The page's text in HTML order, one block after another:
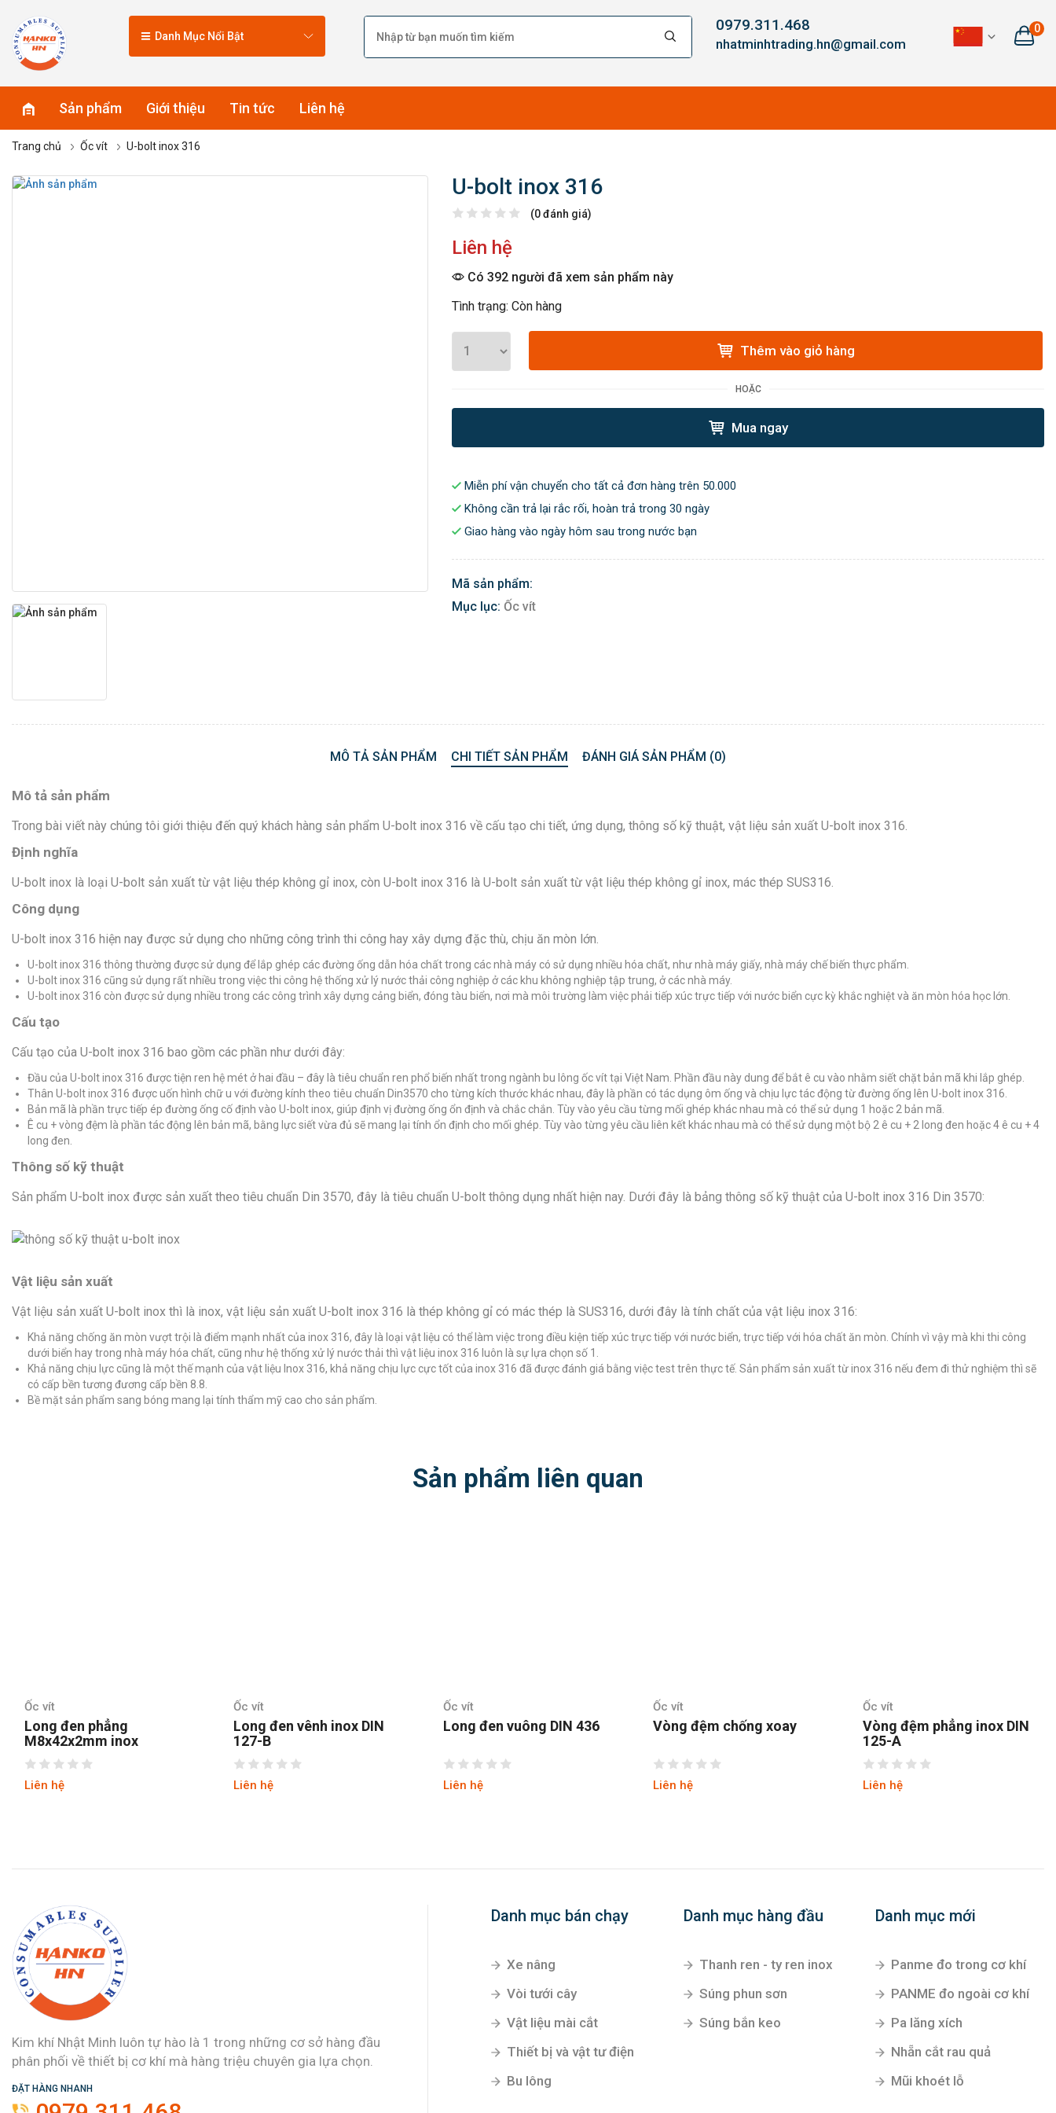
Danh Mục Nổi Bật
0979.311.468
nhatminhtrading.hn@gmail.com
0
Sản phẩm Giới thiệu Tin tức Liên hệ
Trang chủ Ốc vít U-bolt inox 316
U-bolt inox 316
(0 đánh giá)
Liên hệ
Có 392 người đã xem sản phẩm này
Tình trạng: Còn hàng
Thêm vào giỏ hàng
HOẶC
Mua ngay
Miễn phí vận chuyển cho tất cả đơn hàng trên 50.000
Không cần trả lại rắc rối, hoàn trả trong 30 ngày
Giao hàng vào ngày hôm sau trong nước bạn
Mã sản phẩm:
Mục lục: Ốc vít
MÔ TẢ SẢN PHẨM CHI TIẾT SẢN PHẨM ĐÁNH GIÁ SẢN PHẨM (0)
Mô tả sản phẩm
Trong bài viết này chúng tôi giới thiệu đến quý khách hàng sản phẩm U-bolt inox 316 về cấu tạo chi tiết, ứng dụng, thông số kỹ thuật, vật liệu sản xuất U-bolt inox 316.
Định nghĩa
U-bolt inox là loại U-bolt sản xuất từ vật liệu thép không gỉ inox, còn U-bolt inox 316 là U-bolt sản xuất từ vật liệu thép không gỉ inox, mác thép SUS316.
Công dụng
U-bolt inox 316 hiện nay được sử dụng cho những công trình thi công hay xây dựng đặc thù, chịu ăn mòn lớn.
U-bolt inox 316 thông thường được sử dụng để lắp ghép các đường ống dẫn hóa chất trong các nhà máy có sử dụng nhiều hóa chất, như nhà máy giấy, nhà máy chế biến thực phẩm.
U-bolt inox 316 cũng sử dụng rất nhiều trong việc thi công hệ thống xử lý nước thải công nghiệp ở các khu không nghiệp tập trung, ở các nhà máy.
U-bolt inox 316 còn được sử dụng nhiều trong các công trình xây dựng cảng biển, đóng tàu biển, nơi mà môi trường làm việc phải tiếp xúc trực tiếp với nước biển cực kỳ khắc nghiệt và ăn mòn hóa học lớn.
Cấu tạo
Cấu tạo của U-bolt inox 316 bao gồm các phần như dưới đây:
Đầu của U-bolt inox 316 được tiện ren hệ mét ở hai đầu – đây là tiêu chuẩn ren phổ biến nhất trong ngành bu lông ốc vít tại Việt Nam. Phần đầu này dung để bắt ê cu vào nhằm siết chặt bản mã khi lắp ghép.
Thân U-bolt inox 316 được uốn hình chữ u với đường kính theo tiêu chuẩn Din3570 cho từng kích thước khác nhau, đây là phần có tác dụng ôm ống và chịu lực tác động từ đường ống lên U-bolt inox 316.
Bản mã là phần trực tiếp ép đường ống cố định vào U-bolt inox, giúp định vị đường ống ổn định và chắc chắn. Tùy vào yêu cầu từng mối ghép khác nhau mà có thể sử dụng 1 hoặc 2 bản mã.
Ê cu + vòng đệm là phần tác động lên bản mã, bằng lực siết vừa đủ sẽ mang lại tính ổn định cho mối ghép. Tùy vào từng yêu cầu liên kết khác nhau mà có thể sử dụng một bộ 2 ê cu + 2 long đen hoặc 4 ê cu + 4
long đen.
Thông số kỹ thuật
Sản phẩm U-bolt inox được sản xuất theo tiêu chuẩn Din 3570, đây là tiêu chuẩn U-bolt thông dụng nhất hiện nay. Dưới đây là bảng thông số kỹ thuật của U-bolt inox 316 Din 3570:
Vật liệu sản xuất
Vật liệu sản xuất U-bolt inox thì là inox, vật liệu sản xuất U-bolt inox 316 là thép không gỉ có mác thép là SUS316, dưới đây là tính chất của vật liệu inox 316:
Khả năng chống ăn mòn vượt trội là điểm mạnh nhất của inox 316, đây là loại vật liệu có thể làm việc trong điều kiện tiếp xúc trực tiếp với nước biển, trực tiếp với hóa chất ăn mòn. Chính vì vậy mà khi thi công
dưới biển hay trong nhà máy hóa chất, cũng như hệ thống xử lý nước thải thì vật liệu inox 316 luôn là sự lựa chọn số 1.
Khả năng chịu lực cũng là một thế mạnh của vật liệu Inox 316, khả năng chịu lực cực tốt của inox 316 đã được đánh giá bằng việc test trên thực tế. Sản phẩm sản xuất từ inox 316 nếu đem đi thử nghiệm thì sẽ
có cấp bền tương đương cấp bền 8.8.
Bề mặt sản phẩm sang bóng mang lại tính thẩm mỹ cao cho sản phẩm.
Sản phẩm liên quan
Ốc vít
Long đen vênh inox DIN
127-B
Liên hệ
Ốc vít
Long đen vuông DIN 436
Liên hệ
Ốc vít
Vòng đệm chống xoay
Liên hệ
Ốc vít
Vòng đệm phẳng inox DIN
Liên hệ
Ốc vít
Bu lông chữ U inox – cùm
U DIN3570
Liên hệ
Kim khí Nhật Minh luôn tự hào là 1 trong những cơ sở hàng đầu
phân phối về thiết bị cơ khí mà hàng triệu chuyên gia lựa chọn.
ĐẶT HÀNG NHANH
Danh mục bán chạy
Xe nâng
Vòi tưới cây
Vật liệu mài cắt
Thiết bị và vật tư điện
Bu lông
Danh mục hàng đầu
Thanh ren - ty ren inox
Súng phun sơn
Súng bắn keo
Danh mục mới
Panme đo trong cơ khí
PANME đo ngoài cơ khí
Pa lăng xích
Nhẵn cắt rau quả
Mũi khoét lỗ